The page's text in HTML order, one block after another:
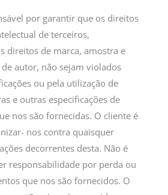
por garantir que os direitos
de terceiros,
direitos de marca, amostra e
autor, não sejam violados
ou pela utilização de
e outras especificações de
nos são fornecidas. O cliente é
nos contra quaisquer
decorrentes desta. Não é
responsabilidade por perda ou
que nos são fornecidos. O